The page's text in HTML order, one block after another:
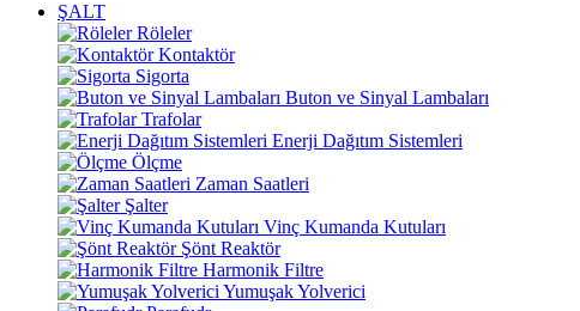
ŞALT
Röleler
Kontaktör
Sigorta
Buton ve Sinyal Lambaları
Trafolar
Enerji Dağıtım Sistemleri
Ölçme
Zaman Saatleri
Şalter
Vinç Kumanda Kutuları
Şönt Reaktör
Harmonik Filtre
Yumuşak Yolverici